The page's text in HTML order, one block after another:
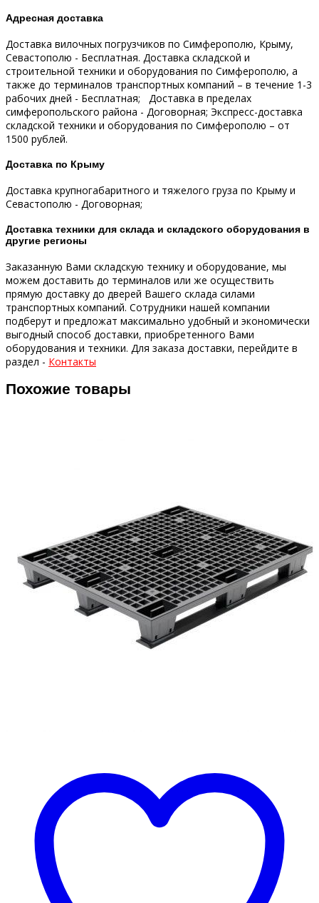
Адресная доставка
Доставка вилочных погрузчиков по Симферополю, Крыму,
Севастополю - Бесплатная. Доставка складской и
строительной техники и оборудования по Симферополю, а
также до терминалов транспортных компаний – в течение 1-3
рабочих дней - Бесплатная; Доставка в пределах
симферопольского района - Договорная; Экспресс-доставка
складской техники и оборудования по Симферополю – от
1500 рублей.
Доставка по Крыму
Доставка крупногабаритного и тяжелого груза по Крыму и
Севастополю - Договорная;
Доставка техники для склада и складского оборудования в
другие регионы
Заказанную Вами складскую технику и оборудование, мы
можем доставить до терминалов или же осуществить
прямую доставку до дверей Вашего склада силами
транспортных компаний. Сотрудники нашей компании
подберут и предложат максимально удобный и экономически
выгодный способ доставки, приобретенного Вами
оборудования и техники. Для заказа доставки, перейдите в
раздел - Контакты
Похожие товары